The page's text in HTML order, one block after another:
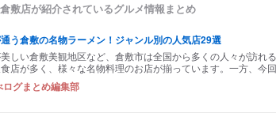
敷店が紹介されているグルメ情報まとめ
う倉敷の名物ラーメン！ジャンル別の人気店29選
しい倉敷美観地区など、倉敷市は全国から多くの人々が訪れ
店が多く、様々な名物料理のお店が揃っています。一方、今
ログまとめ編集部